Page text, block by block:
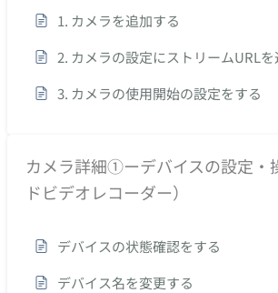
1. カメラを追加する
2. カメラの設定にストリームURLを
3. カメラの使用開始の設定をする
カメラ詳細①ーデバイスの設定・
ドビデオレコーダー）
デバイスの状態確認をする
デバイス名を変更する